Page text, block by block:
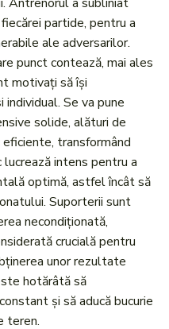
Antrenorul a subliniat
partide, pentru a
ale adversarilor.
punct contează, mai ales
motivați să își
Se va pune
solide, alături de
transformând
intens pentru a
optimă, astfel încât să
Suporterii sunt
necondiționată,
crucială pentru
unor rezultate
hotărâtă să
și să aducă bucurie
teren.